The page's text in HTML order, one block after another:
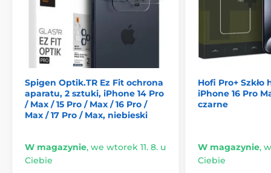
podstawa.Każdy pyłek kurzu precz, żeby szkło
pasowało jak ulał. To coś jak przygotowanie na
randkę – chcesz, żeby wszystko było idealne.
Aplikacja:Połóż szkło w aplikatorze, który jest
częścią opakowania. Ten krok jest tak prosty, że
nawet nie musisz być mistrzem w pracach
ręcznych.Wyrównaj go z wyświetlaczem i
delikatnie dociśnij.To szkło ma taką precyzję, że
będzie wyglądać jak naturalna część twojego
Usuwanie pęcherzyków:
Jeśli jednak pojawi się
Spigen Optik.TR Ez Fit ochrona
aparatu, 2 sztuki, iPhone 14 Pro
/ Max / 15 Pro / Max / 16 Pro /
Max / 17 Pro / Max, niebieski
W magazynie, we wtorek 11. 8. u
Ciebie
Hofi Pro+ Szkło
iPhone 16 Pro
czarne
W magazynie,
Ciebie